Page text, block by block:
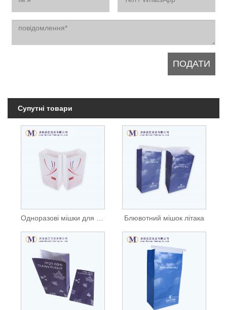
Супутні товари
Одноразові мішки для блювоти Блювотний мішок літака